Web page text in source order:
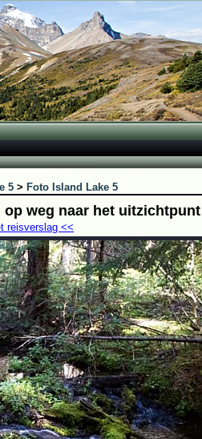
5 > Foto Island Lake 5
op weg naar het uitzichtpunt
reisverslag <<